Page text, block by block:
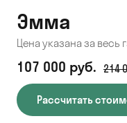
Эмма
Цена указана за весь
107 000 руб. 214
Рассчитать